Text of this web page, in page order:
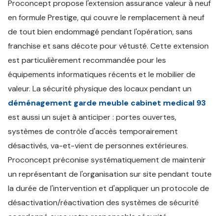
Proconcept propose l'extension assurance valeur à neuf
en formule Prestige, qui couvre le remplacement à neuf
de tout bien endommagé pendant l'opération, sans
franchise et sans décote pour vétusté. Cette extension
est particulièrement recommandée pour les
équipements informatiques récents et le mobilier de
valeur. La sécurité physique des locaux pendant un
déménagement garde meuble cabinet medical 93
est aussi un sujet à anticiper : portes ouvertes,
systèmes de contrôle d'accès temporairement
désactivés, va-et-vient de personnes extérieures.
Proconcept préconise systématiquement de maintenir
un représentant de l'organisation sur site pendant toute
la durée de l'intervention et d'appliquer un protocole de
désactivation/réactivation des systèmes de sécurité